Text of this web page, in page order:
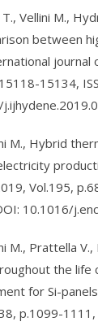
Vellini M.,
between
journal
15134,
M., Hybrid
Vol.195,
10.1016/
M., Prattella
the life
for Si-
p.1099-